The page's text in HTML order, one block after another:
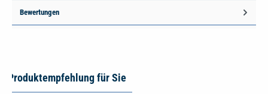
Bewertungen
Produktempfehlung für Sie